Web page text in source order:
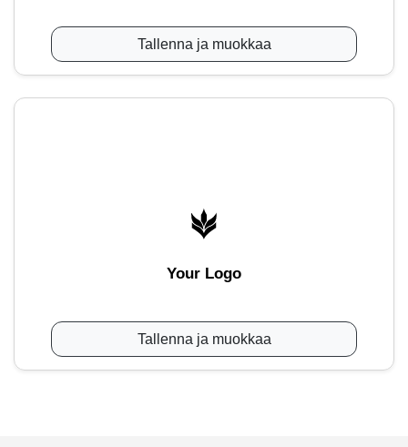
Tallenna ja muokkaa
Your Logo
Tallenna ja muokkaa